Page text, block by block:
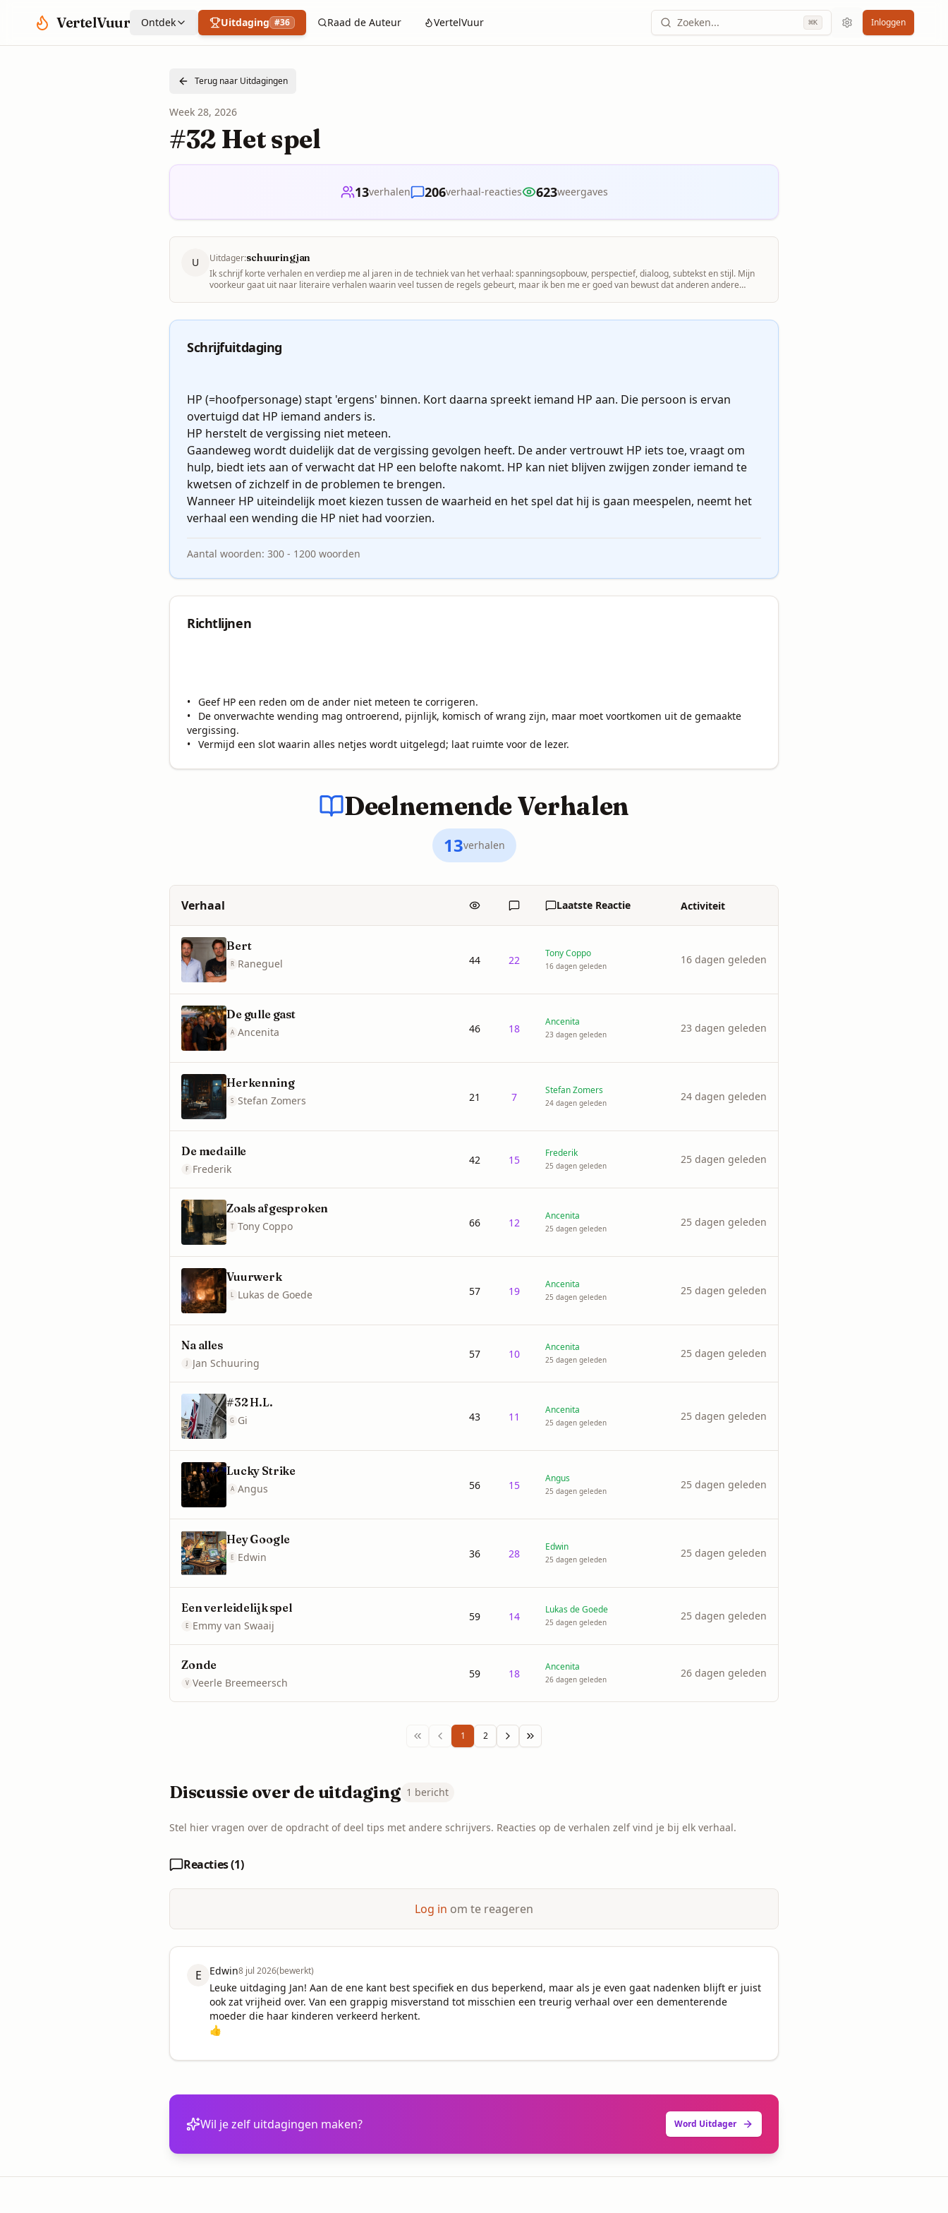
VertelVuur Ontdek Uitdaging #36 Raad de Auteur VertelVuur Zoeken... ⌘K Inloggen
Terug naar Uitdagingen
Week 28, 2026
#32 Het spel
13verhalen 206verhaal-reacties 623weergaves
U Uitdager:schuuringjan
Ik schrijf korte verhalen en verdiep me al jaren in de techniek van het verhaal: spanningsopbouw, perspectief, dialoog, subtekst en stijl. Mijn
voorkeur gaat uit naar literaire verhalen waarin veel tussen de regels gebeurt, maar ik ben me er goed van bewust dat anderen andere
zodat de commentaren kernachtig blijven. Daarmee hoop ik de schrijvers te helpen hun eigen stem sprekender en directer te maken zonder
Schrijfuitdaging
HP (=hoofpersonage) stapt 'ergens' binnen. Kort daarna spreekt iemand HP aan. Die persoon is ervan
overtuigd dat HP iemand anders is.
HP herstelt de vergissing niet meteen.
Gaandeweg wordt duidelijk dat de vergissing gevolgen heeft. De ander vertrouwt HP iets toe, vraagt om
hulp, biedt iets aan of verwacht dat HP een belofte nakomt. HP kan niet blijven zwijgen zonder iemand te
kwetsen of zichzelf in de problemen te brengen.
Wanneer HP uiteindelijk moet kiezen tussen de waarheid en het spel dat hij is gaan meespelen, neemt het
Aantal woorden: 300 - 1200 woorden
Richtlijnen
•	Geef HP een reden om de ander niet meteen te corrigeren.
•	De onverwachte wending mag ontroerend, pijnlijk, komisch of wrang zijn, maar moet voortkomen uit de gemaakte
vergissing.
Deelnemende Verhalen
13verhalen
Verhaal BekekenReactiesLaatste Reactie Activiteit
Bert
R Raneguel 44 22
Tony Coppo
16 dagen geleden 16 dagen geleden
De gulle gast
A Ancenita 46 18
Ancenita
23 dagen geleden 23 dagen geleden
Herkenning
S Stefan Zomers 21 7
Stefan Zomers
24 dagen geleden 24 dagen geleden
De medaille
F Frederik
42 15
Frederik
25 dagen geleden 25 dagen geleden
Zoals afgesproken
T Tony Coppo 66 12
Ancenita
25 dagen geleden 25 dagen geleden
Vuurwerk
L Lukas de Goede 57 19
Ancenita
25 dagen geleden 25 dagen geleden
Na alles
J Jan Schuuring
57 10
Ancenita
25 dagen geleden 25 dagen geleden
#32 H.L.
G Gi 43 11
Ancenita
25 dagen geleden 25 dagen geleden
Lucky Strike
A Angus 56 15
Angus
25 dagen geleden 25 dagen geleden
Hey Google
E Edwin 36 28
Edwin
25 dagen geleden 25 dagen geleden
Een verleidelijk spel
E Emmy van Swaaij
59 14
Lukas de Goede
25 dagen geleden 25 dagen geleden
Zonde
V Veerle Breemeersch
59 18
Ancenita
26 dagen geleden 26 dagen geleden
1 2
Discussie over de uitdaging 1 bericht
Stel hier vragen over de opdracht of deel tips met andere schrijvers. Reacties op de verhalen zelf vind je bij elk verhaal.
Reacties (1)
Log in om te reageren
E Edwin8 jul 2026(bewerkt)
Leuke uitdaging Jan! Aan de ene kant best specifiek en dus beperkend, maar als je even gaat nadenken blijft er juist
ook zat vrijheid over. Van een grappig misverstand tot misschien een treurig verhaal over een dementerende
moeder die haar kinderen verkeerd herkent.
👍
Wil je zelf uitdagingen maken? Word Uitdager